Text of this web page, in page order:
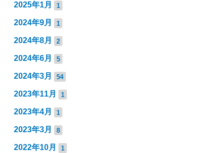
2025年1月 1
2024年9月 1
2024年8月 2
2024年6月 5
2024年3月 54
2023年11月 1
2023年4月 1
2023年3月 8
2022年10月 1